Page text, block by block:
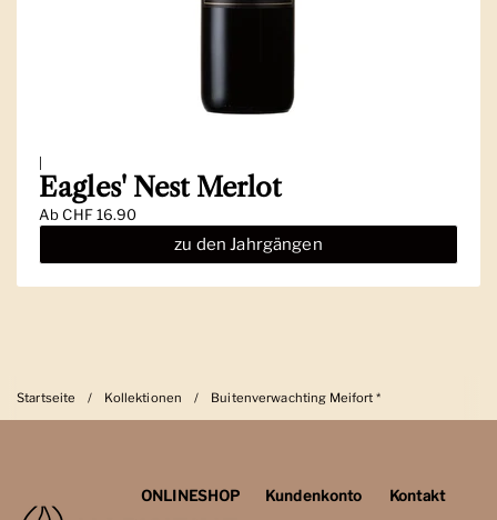
|
Eagles' Nest Merlot
AbCHF 16.90
zu den Jahrgängen
Startseite / Kollektionen / Buitenverwachting Meifort *
ONLINESHOP
Kundenkonto
Kontakt